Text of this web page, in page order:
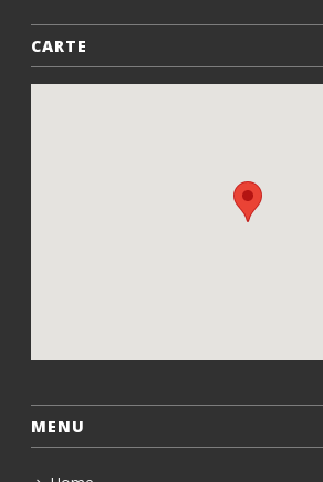
CARTE
MENU